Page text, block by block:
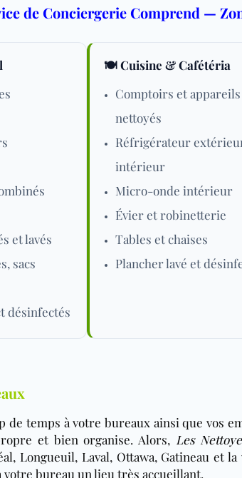
de Conciergerie Comprend —
et lavés
sacs
désinfectés
🍽️ Cuisine & Cafétéria
Comptoirs et appareils
nettoyés
Réfrigérateur
intérieur
Micro-onde intérieur
Évier et robinetterie
Tables et chaises
Plancher lavé et
de temps à votre bureaux ainsi que vos
et bien organise. Alors, Les
Longueuil, Laval, Ottawa, Gatineau et
bureau un lieu très accueillant.